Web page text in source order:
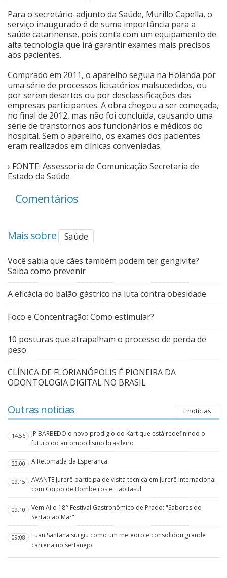
Para o secretário-adjunto da Saúde, Murillo Capella, o
serviço inaugurado é de suma importância para a
saúde catarinense, pois conta com um equipamento de
alta tecnologia que irá garantir exames mais precisos
aos pacientes.
Comprado em 2011, o aparelho seguia na Holanda por
uma série de processos licitatórios malsucedidos, ou
por serem desertos ou por desclassificações das
empresas participantes. A obra chegou a ser começada,
no final de 2012, mas não foi concluída, causando uma
série de transtornos aos funcionários e médicos do
hospital. Sem o aparelho, os exames dos pacientes
eram realizados em clínicas conveniadas.
› FONTE: Assessoria de Comunicação Secretaria de
Estado da Saúde
Comentários
Mais sobre Saúde
Você sabia que cães também podem ter gengivite?
Saiba como prevenir
A eficácia do balão gástrico na luta contra obesidade
Foco e Concentração: Como estimular?
10 posturas que atrapalham o processo de perda de
peso
CLÍNICA DE FLORIANÓPOLIS É PIONEIRA DA
ODONTOLOGIA DIGITAL NO BRASIL
Outras notícias + notícias
14:56
JP BARBEDO o novo prodígio do Kart que está redefinindo o
futuro do automobilismo brasileiro
22:00 A Retomada da Esperança
09:15
AVANTE Jurerê participa de visita técnica em Jurerê Internacional
com Corpo de Bombeiros e Habitasul
09:10
Vem Aí o 18° Festival Gastronômico de Prado: "Sabores do
Sertão ao Mar"
09:08
Luan Santana surgiu como um meteoro e consolidou grande
carreira no sertanejo